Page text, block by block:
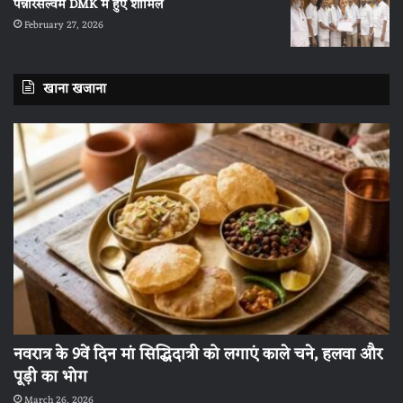
पन्नीरसेल्वम DMK में हुए शामिल
February 27, 2026
खाना खजाना
नवरात्र के 9वें दिन मां सिद्धिदात्री को लगाएं काले चने, हलवा और
पूड़ी का भोग